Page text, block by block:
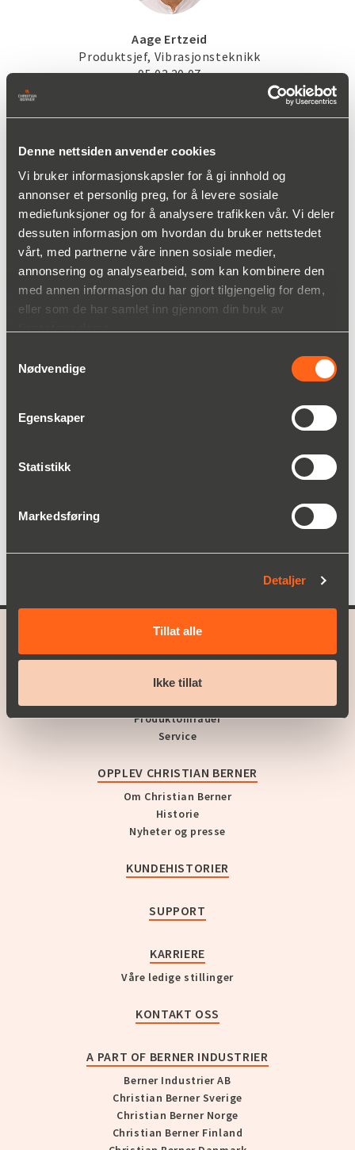
Denne nettsiden anvender cookies
Vi bruker informasjonskapsler for å gi innhold og
annonser et personlig preg, for å levere sosiale
mediefunksjoner og for å analysere trafikken vår. Vi deler
dessuten informasjon om hvordan du bruker nettstedet
vårt, med partnerne våre innen sosiale medier,
annonsering og analysearbeid, som kan kombinere den
med annen informasjon du har gjort tilgjengelig for dem,
eller som de har samlet inn gjennom din bruk av
Nødvendige
Egenskaper
Statistikk
Markedsføring
Detaljer
Tillat alle
Ikke tillat
Aage Ertzeid
Produktsjef, Vibrasjonsteknikk
95 03 20 07
Aage.Ertzeid(a)christianberner.com
Magnus Sköld
Produktsjef, Vibrasjonsteknikk
95 04 35 50
Magnus.Skold(a)christianberner.com
Lang levetid
Produktområder
Service
OPPLEV CHRISTIAN BERNER
Om Christian Berner
Historie
Nyheter og presse
KUNDEHISTORIER
SUPPORT
KARRIERE
Våre ledige stillinger
KONTAKT OSS
A PART OF BERNER INDUSTRIER
Berner Industrier AB
Christian Berner Sverige
Christian Berner Norge
Christian Berner Finland